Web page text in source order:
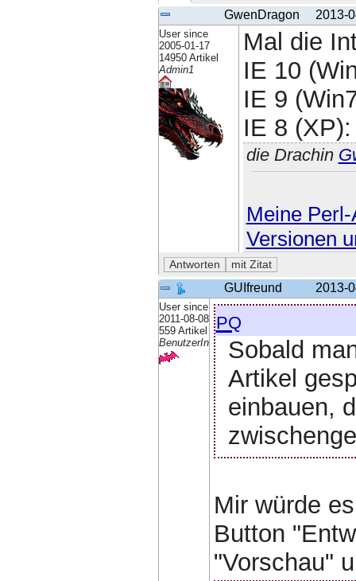
GwenDragon 2013-
User since
2005-01-17
14950 Artikel
Admin1
Mal die
IE 10
IE 9
IE 8
die Drachin
Meine
Versionen
GUIfreund 2013-
User since
2011-08-08
559 Artikel
BenutzerIn
pq
Sobald
Artikel
einbauen,
Mir würde
Button
"Vorschau"